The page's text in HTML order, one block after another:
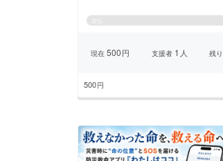
0
現在500円 支援者 1 人 残り
500円